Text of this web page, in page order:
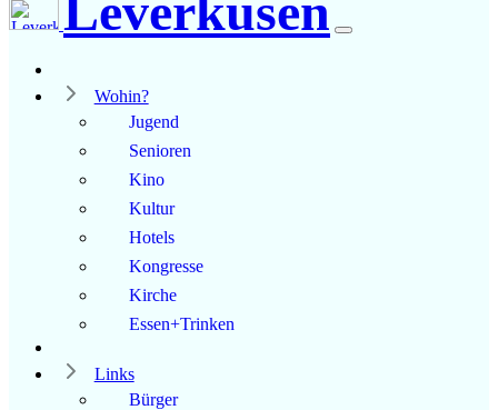
Wohin?
Jugend
Senioren
Kino
Kultur
Hotels
Kongresse
Kirche
Essen+Trinken
Links
Bürger